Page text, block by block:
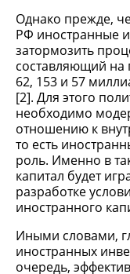
Однако прежде,
РФ иностранные
затормозить
составляющий на
62, 153 и 57
[2]. Для этого
необходимо
отношению к
то есть
роль. Именно в
капитал будет
разработке
иностранного
Иными словами,
иностранных
очередь,